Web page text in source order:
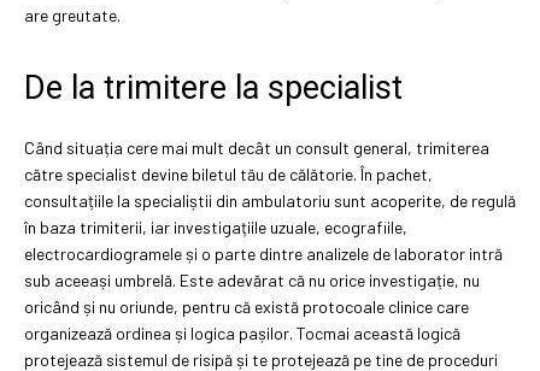
are greutate.
De la trimitere la specialist
Când situația cere mai mult decât un consult general, trimiterea
către specialist devine biletul tău de călătorie. În pachet,
consultațiile la specialiștii din ambulatoriu sunt acoperite, de regulă
în baza trimiterii, iar investigațiile uzuale, ecografiile,
electrocardiogramele și o parte dintre analizele de laborator intră
sub aceeași umbrelă. Este adevărat că nu orice investigație, nu
oricând și nu oriunde, pentru că există protocoale clinice care
organizează ordinea și logica pașilor. Tocmai această logică
protejează sistemul de risipă și te protejează pe tine de proceduri